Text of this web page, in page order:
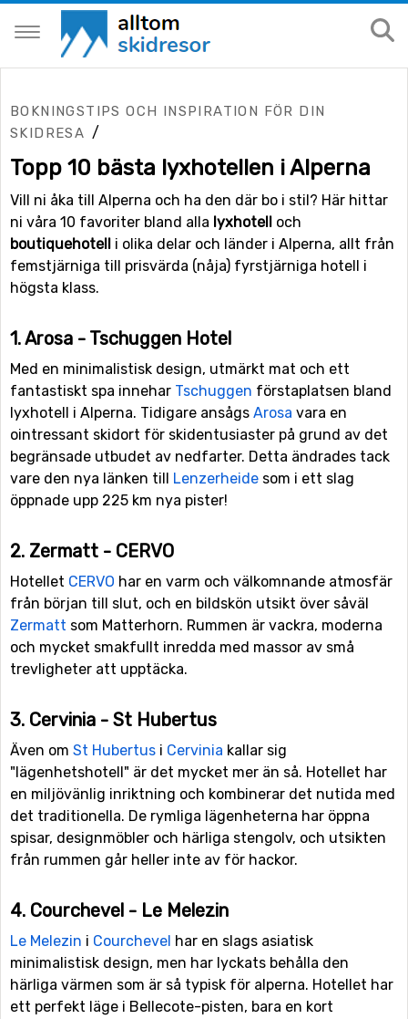
BOKNINGSTIPS OCH INSPIRATION FÖR DIN
SKIDRESA /
Topp 10 bästa lyxhotellen i Alperna
Vill ni åka till Alperna och ha den där bo i stil? Här hittar
ni våra 10 favoriter bland alla lyxhotell och
boutiquehotell i olika delar och länder i Alperna, allt från
femstjärniga till prisvärda (nåja) fyrstjärniga hotell i
högsta klass.
1. Arosa - Tschuggen Hotel
Med en minimalistisk design, utmärkt mat och ett
fantastiskt spa innehar Tschuggen förstaplatsen bland
lyxhotell i Alperna. Tidigare ansågs Arosa vara en
ointressant skidort för skidentusiaster på grund av det
begränsade utbudet av nedfarter. Detta ändrades tack
vare den nya länken till Lenzerheide som i ett slag
öppnade upp 225 km nya pister!
2. Zermatt - CERVO
Hotellet CERVO har en varm och välkomnande atmosfär
från början till slut, och en bildskön utsikt över såväl
Zermatt som Matterhorn. Rummen är vackra, moderna
och mycket smakfullt inredda med massor av små
trevligheter att upptäcka.
3. Cervinia - St Hubertus
Även om St Hubertus i Cervinia kallar sig
"lägenhetshotell" är det mycket mer än så. Hotellet har
en miljövänlig inriktning och kombinerar det nutida med
det traditionella. De rymliga lägenheterna har öppna
spisar, designmöbler och härliga stengolv, och utsikten
från rummen går heller inte av för hackor.
4. Courchevel - Le Melezin
Le Melezin i Courchevel har en slags asiatisk
minimalistisk design, men har lyckats behålla den
härliga värmen som är så typisk för alperna. Hotellet har
ett perfekt läge i Bellecote-pisten, bara en kort